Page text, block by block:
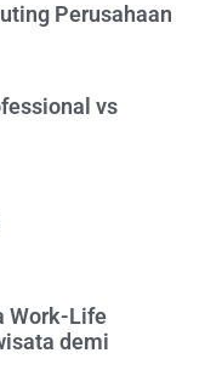
Perusahaan
vs
Work-Life
demi